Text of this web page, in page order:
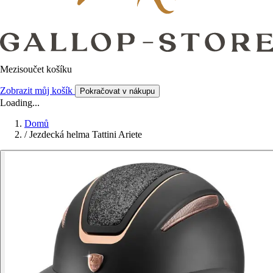
Mezisoučet košíku
Zobrazit můj košík Pokračovat v nákupu
Loading...
Domů
/ Jezdecká helma Tattini Ariete